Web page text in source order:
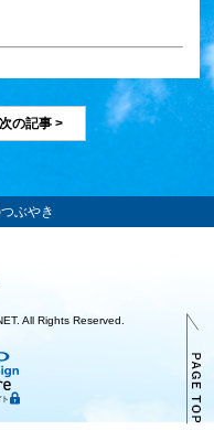
次の記事 >
ぶやき
All Rights Reserved.